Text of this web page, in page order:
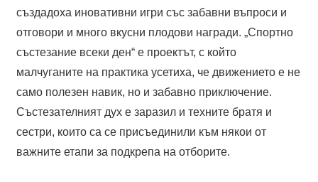
създадоха иновативни игри със забавни въпроси и
отговори и много вкусни плодови награди. „Спортно
състезание всеки ден“ е проектът, с който
малчуганите на практика усетиха, че движението е не
само полезен навик, но и забавно приключение.
Състезателният дух е заразил и техните братя и
сестри, които са се присъединили към някои от
важните етапи за подкрепа на отборите.